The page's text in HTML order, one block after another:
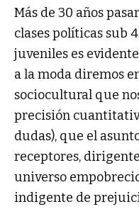
Más de 30 años
clases políticas sub
juveniles es
a la moda diremos
sociocultural que
precisión
dudas), que el
receptores,
universo
indigente de